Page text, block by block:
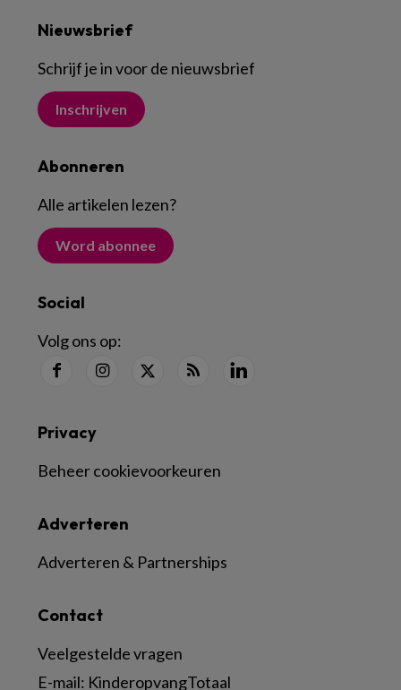
Nieuwsbrief
Schrijf je in voor de nieuwsbrief
Inschrijven
Abonneren
Alle artikelen lezen?
Word abonnee
Social
Volg ons op:
Contact
Veelgestelde vragen
E-mail: KinderopvangTotaal
Adverteren
Adverteren & Partnerships
Privacy
Beheer cookievoorkeuren